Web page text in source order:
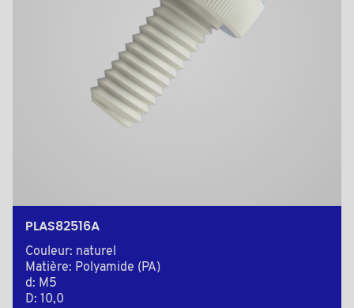
PLAS82516A
Couleur: naturel
Matière: Polyamide (PA)
d: M5
D: 10,0